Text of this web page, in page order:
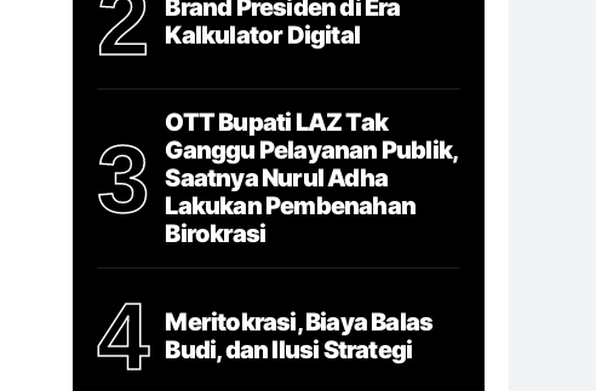
2
Brand Presiden di Era
Kalkulator Digital
3
OTT Bupati LAZ Tak
Ganggu Pelayanan Publik,
Saatnya Nurul Adha
Lakukan Pembenahan
Birokrasi
4
Meritokrasi, Biaya Balas
Budi, dan Ilusi Strategi